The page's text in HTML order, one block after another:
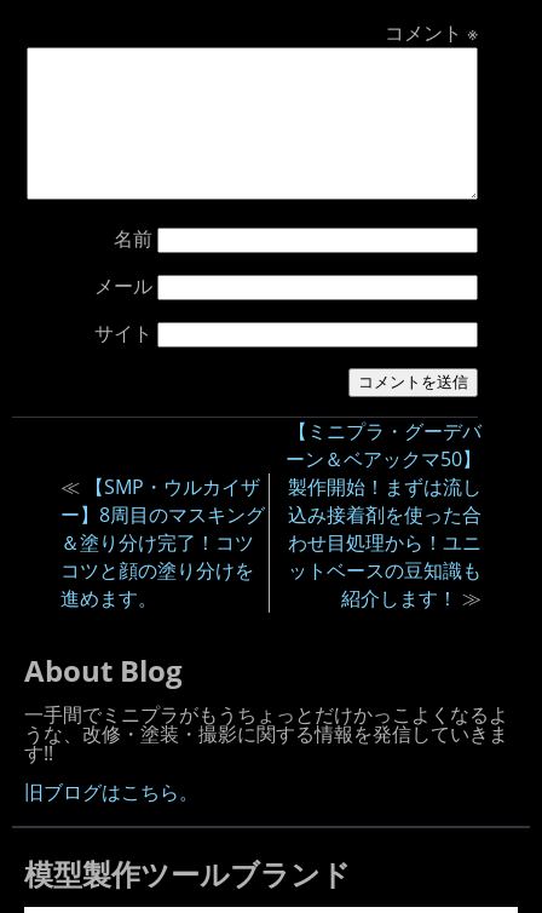
コメント※
名前
メール
サイト
≪
【SMP・ウルカイザ
ー】8周目のマスキング
＆塗り分け完了！コツ
コツと顔の塗り分けを
進めます。
【ミニプラ・グーデバ
ーン＆ベアックマ50】
製作開始！まずは流し
込み接着剤を使った合
わせ目処理から！ユニ
ットベースの豆知識も
紹介します！ ≫
About Blog
一手間でミニプラがもうちょっとだけかっこよくなるよ
うな、改修・塗装・撮影に関する情報を発信していきま
す!!
旧ブログはこちら。
模型製作ツールブランド